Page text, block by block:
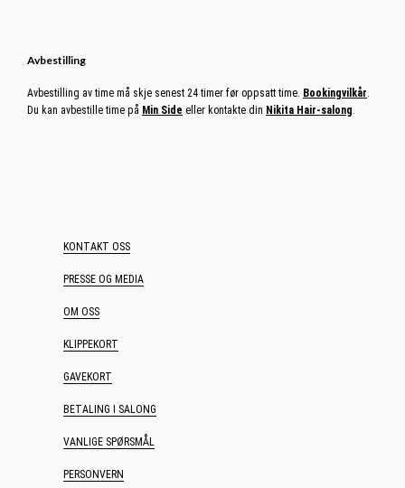
Avbestilling
Avbestilling av time må skje senest 24 timer før oppsatt time. Bookingvilkår
Du kan avbestille time på Min Side eller kontakte din Nikita Hair-salong
KONTAKT OSS
PRESSE OG MEDIA
OM OSS
KLIPPEKORT
GAVEKORT
BETALING I SALONG
VANLIGE SPØRSMÅL
PERSONVERN